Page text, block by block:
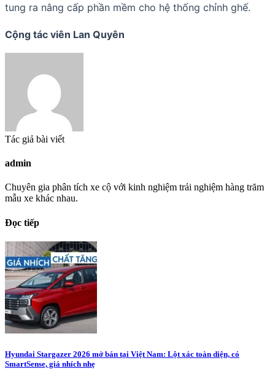
tung ra nâng cấp phần mềm cho hệ thống chỉnh ghế.
Cộng tác viên Lan Quyên
Tác giả bài viết
admin
Chuyên gia phân tích xe cộ với kinh nghiệm trải nghiệm hàng trăm
mẫu xe khác nhau.
Đọc tiếp
Hyundai Stargazer 2026 mở bán tại Việt Nam: Lột xác toàn diện, có
SmartSense, giá nhích nhẹ